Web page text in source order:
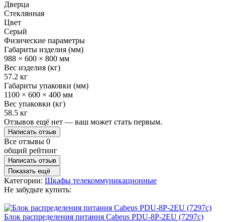
Дверца
Стеклянная
Цвет
Серый
Физические параметры
Габариты изделия (мм)
988 × 600 × 800 мм
Вес изделия (кг)
57.2 кг
Габариты упаковки (мм)
1100 × 600 × 400 мм
Вес упаковки (кг)
58.5 кг
Отзывов ещё нет — ваш может стать первым.
Написать отзыв
Все отзывы 0
общий рейтинг
Написать отзыв
Показать ещё
Категории: Шкафы телекоммуникационные
Не забудьте купить:
Блок распределения питания Cabeus PDU-8P-2EU (7297c)